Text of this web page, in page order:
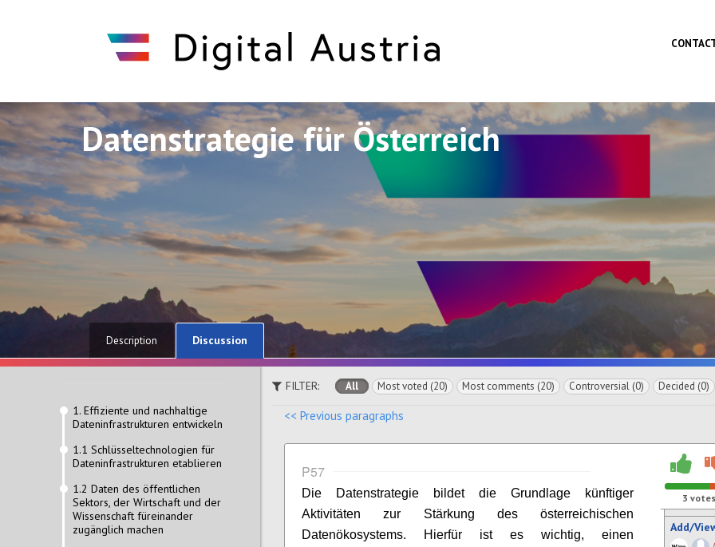
Discuto
Discuto Datenstrategie für Österreich
Description Discussion
1. Effiziente und nachhaltige
Dateninfrastrukturen entwickeln
1.1 Schlüsseltechnologien für
Dateninfrastrukturen etablieren
1.2 Daten des öffentlichen
Sektors, der Wirtschaft und der
Wissenschaft füreinander
zugänglich machen
FILTER: All Most voted (20) Most comments (20) Controversial (0) Decided (0)
<< Previous paragraphs
P57
Die Datenstrategie bildet die Grundlage künftiger
Aktivitäten zur Stärkung des österreichischen
Datenökosystems. Hierfür ist es wichtig, einen
3 votes
Add/